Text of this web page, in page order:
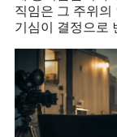
직임은 그 주위의
기심이 결정으로